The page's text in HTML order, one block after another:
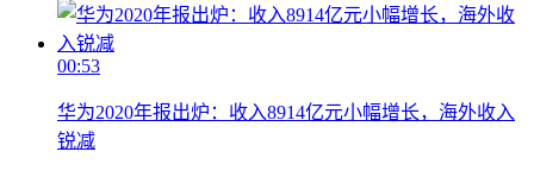
00:53
华为2020年报出炉：收入8914亿元小幅增长，海外收入
锐减